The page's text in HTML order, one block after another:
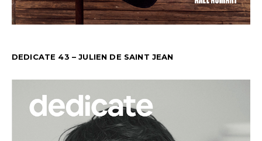
DEDICATE 43 – JULIEN DE SAINT JEAN